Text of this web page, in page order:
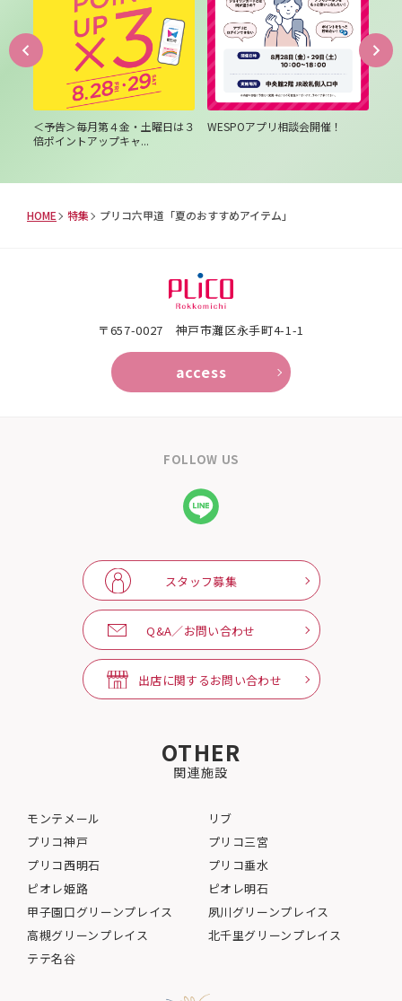
＜予告＞毎月第４金・土曜日は３
倍ポイントアップキャ...
WESPOアプリ相談会開催！
HOME 特集 プリコ六甲道「夏のおすすめアイテム」
〒657-0027 神戸市灘区永手町4-1-1
access
FOLLOW US
スタッフ募集
Q&A／お問い合わせ
出店に関するお問い合わせ
OTHER
関連施設
モンテメール
リブ
プリコ神戸
プリコ三宮
プリコ西明石
プリコ垂水
ピオレ姫路
ピオレ明石
甲子園口グリーンプレイス
夙川グリーンプレイス
高槻グリーンプレイス
北千里グリーンプレイス
テテ名谷